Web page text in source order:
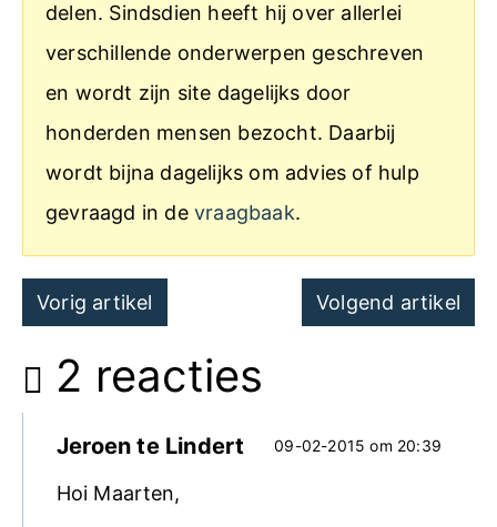
delen. Sindsdien heeft hij over allerlei
verschillende onderwerpen geschreven
en wordt zijn site dagelijks door
honderden mensen bezocht. Daarbij
wordt bijna dagelijks om advies of hulp
gevraagd in de vraagbaak.
Post
navigation
Vorig artikel Volgend artikel
2 reacties
Jeroen te Lindert 09-02-2015 om 20:39
Hoi Maarten,